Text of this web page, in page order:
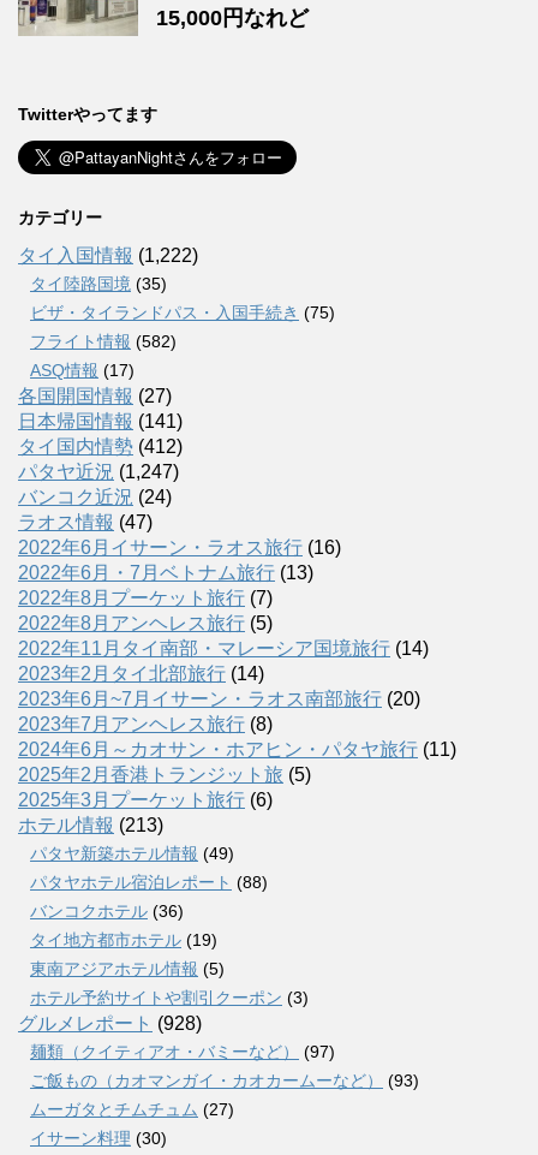
15,000円なれど
Twitterやってます
カテゴリー
タイ入国情報 (1,222)
タイ陸路国境 (35)
ビザ・タイランドパス・入国手続き (75)
フライト情報 (582)
ASQ情報 (17)
各国開国情報 (27)
日本帰国情報 (141)
タイ国内情勢 (412)
パタヤ近況 (1,247)
バンコク近況 (24)
ラオス情報 (47)
2022年6月イサーン・ラオス旅行 (16)
2022年6月・7月ベトナム旅行 (13)
2022年8月プーケット旅行 (7)
2022年8月アンヘレス旅行 (5)
2022年11月タイ南部・マレーシア国境旅行 (14)
2023年2月タイ北部旅行 (14)
2023年6月~7月イサーン・ラオス南部旅行 (20)
2023年7月アンヘレス旅行 (8)
2024年6月～カオサン・ホアヒン・パタヤ旅行 (11)
2025年2月香港トランジット旅 (5)
2025年3月プーケット旅行 (6)
ホテル情報 (213)
パタヤ新築ホテル情報 (49)
パタヤホテル宿泊レポート (88)
バンコクホテル (36)
タイ地方都市ホテル (19)
東南アジアホテル情報 (5)
ホテル予約サイトや割引クーポン (3)
グルメレポート (928)
麺類（クイティアオ・バミーなど）
(97)
ご飯もの（カオマンガイ・カオカームーなど）
(93)
ムーガタとチムチュム (27)
イサーン料理 (30)